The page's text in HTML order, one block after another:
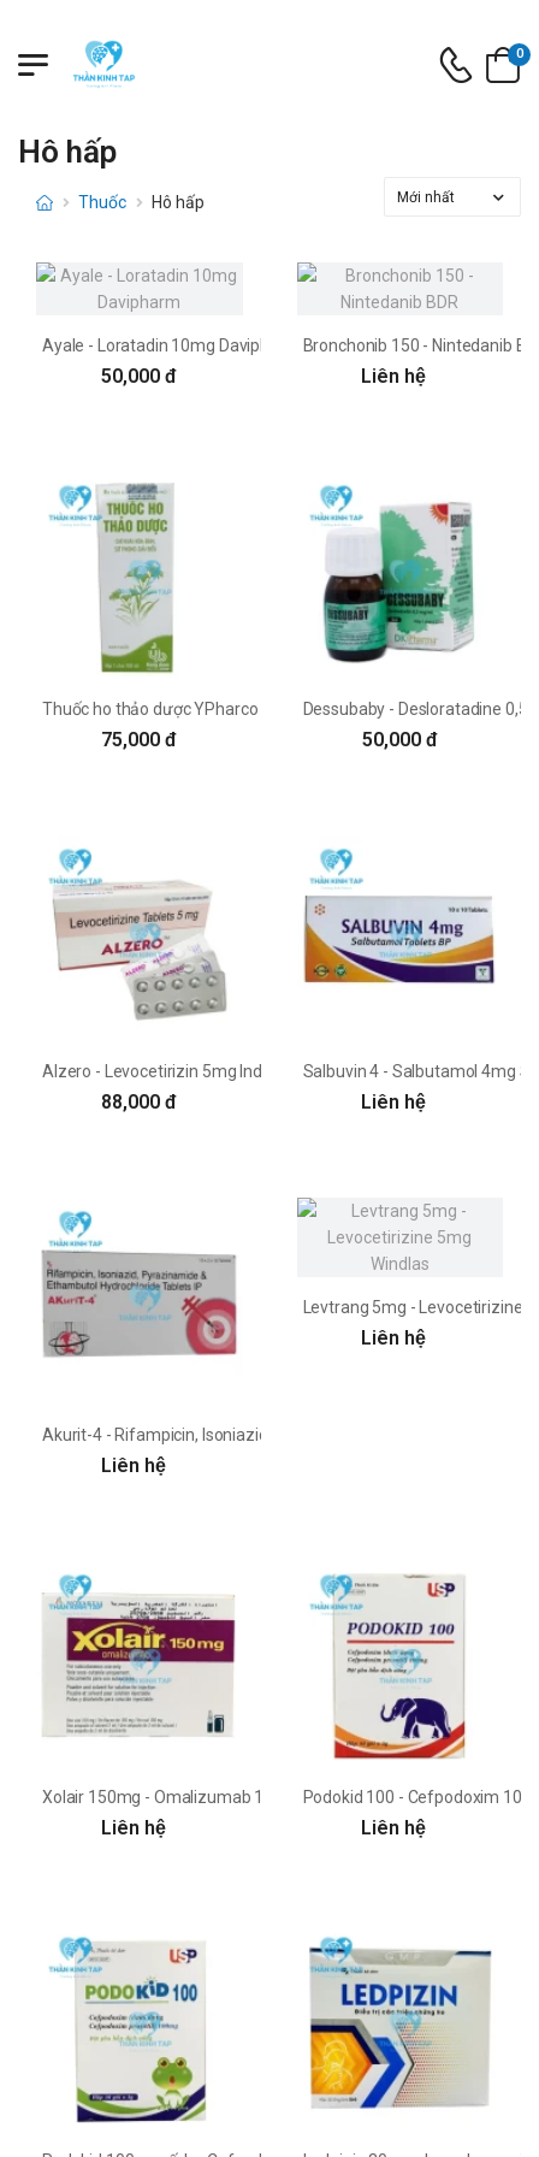
0
Hô hấp
Thuốc Hô hấp
Ayale - Loratadin 10mg Davipharm
50,000 đ
Bronchonib 150 - Nintedanib
Liên hệ
Thuốc ho thảo dược YPharco
75,000 đ
Dessubaby - Desloratadine
50,000 đ
Alzero - Levocetirizin 5mg Indchemie
88,000 đ
Salbuvin 4 - Salbutamol 4mg
Liên hệ
Akurit-4 - Rifampicin, Isoniazid, Ethambutol, Pyrazinamide LUPIN
Liên hệ
Levtrang 5mg - Levocetirizine
Liên hệ
Xolair 150mg - Omalizumab 150mg Novartis
Liên hệ
Podokid 100 - Cefpodoxim
Liên hệ